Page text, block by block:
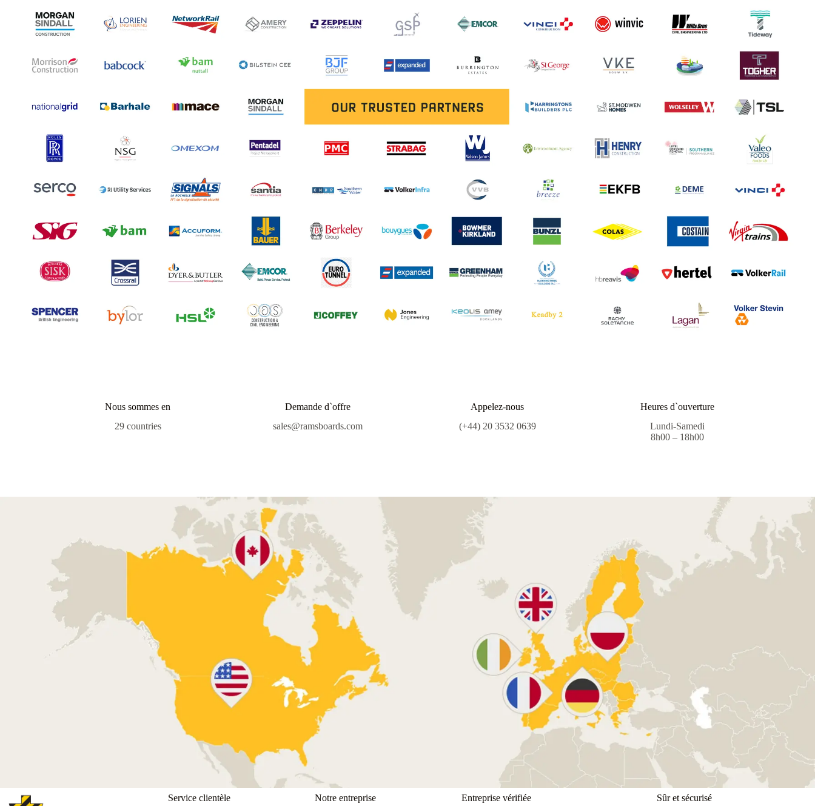
Nous sommes en
29 countries
Demande d`offre
sales@ramsboards.com
Appelez-nous
(+44) 20 3532 0639
Heures d`ouverture
Lundi-Samedi
8h00 – 18h00
Service clientèle Notre entreprise Entreprise vérifiée Sûr et sécurisé